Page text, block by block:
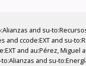
and su-
and ccode:EXT and su-
and au:Pérez, Miguel
and su-